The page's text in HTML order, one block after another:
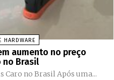
HARDWARE
aumento no preço
Brasil
Nintendo Switch 2 Fica Mais Caro no Brasil Após uma...